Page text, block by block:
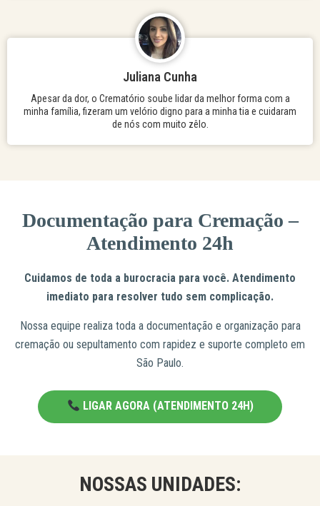
Juliana Cunha
Apesar da dor, o Crematório soube lidar da melhor forma com a
minha família, fizeram um velório digno para a minha tia e cuidaram
de nós com muito zêlo.
Documentação para Cremação –
Atendimento 24h
Cuidamos de toda a burocracia para você. Atendimento
imediato para resolver tudo sem complicação.
Nossa equipe realiza toda a documentação e organização para
cremação ou sepultamento com rapidez e suporte completo em
São Paulo.
LIGAR AGORA (ATENDIMENTO 24H)
NOSSAS UNIDADES: